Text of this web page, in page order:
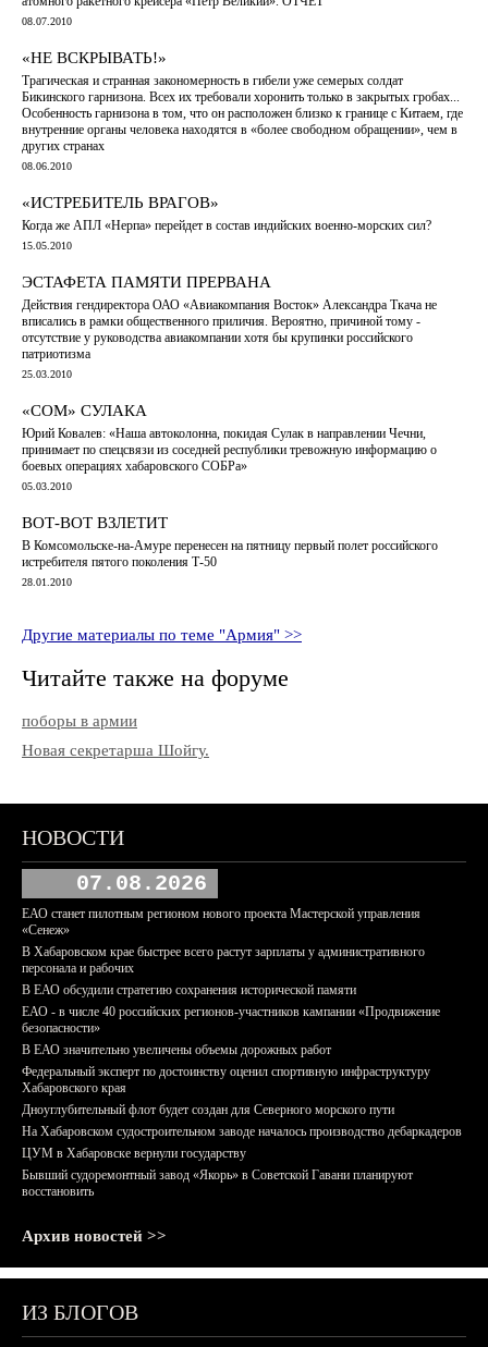
08.07.2010
«НЕ ВСКРЫВАТЬ!»
Трагическая и странная закономерность в гибели уже семерых солдат
Бикинского гарнизона. Всех их требовали хоронить только в закрытых гробах...
Особенность гарнизона в том, что он расположен близко к границе с Китаем, где
внутренние органы человека находятся в «более свободном обращении», чем в
других странах
08.06.2010
«ИСТРЕБИТЕЛЬ ВРАГОВ»
Когда же АПЛ «Нерпа» перейдет в состав индийских военно-морских сил?
15.05.2010
ЭСТАФЕТА ПАМЯТИ ПРЕРВАНА
Действия гендиректора ОАО «Авиакомпания Восток» Александра Ткача не
вписались в рамки общественного приличия. Вероятно, причиной тому -
отсутствие у руководства авиакомпании хотя бы крупинки российского
патриотизма
25.03.2010
«СОМ» СУЛАКА
Юрий Ковалев: «Наша автоколонна, покидая Сулак в направлении Чечни,
принимает по спецсвязи из соседней республики тревожную информацию о
боевых операциях хабаровского СОБРа»
05.03.2010
ВОТ-ВОТ ВЗЛЕТИТ
В Комсомольске-на-Амуре перенесен на пятницу первый полет российского
истребителя пятого поколения Т-50
28.01.2010
Другие материалы по теме "Армия" >>
Читайте также на форуме
поборы в армии
Новая секретарша Шойгу.
НОВОСТИ
07.08.2026
ЕАО станет пилотным регионом нового проекта Мастерской управления
«Сенеж»
В Хабаровском крае быстрее всего растут зарплаты у административного
персонала и рабочих
В ЕАО обсудили стратегию сохранения исторической памяти
ЕАО - в числе 40 российских регионов-участников кампании «Продвижение
безопасности»
В ЕАО значительно увеличены объемы дорожных работ
Федеральный эксперт по достоинству оценил спортивную инфраструктуру
Хабаровского края
Дноуглубительный флот будет создан для Северного морского пути
На Хабаровском судостроительном заводе началось производство дебаркадеров
ЦУМ в Хабаровске вернули государству
Бывший судоремонтный завод «Якорь» в Советской Гавани планируют
восстановить
Архив новостей >>
ИЗ БЛОГОВ